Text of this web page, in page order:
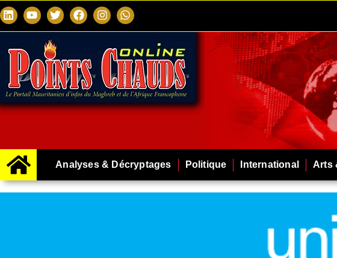
Analyses & Décryptages Politique International Arts